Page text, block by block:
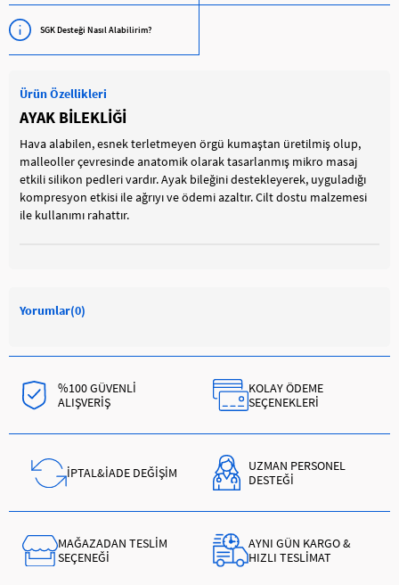
SGK Desteği Nasıl Alabilirim?
Ürün Özellikleri
AYAK BİLEKLİĞİ
Hava alabilen, esnek terletmeyen örgü kumaştan üretilmiş olup,
malleoller çevresinde anatomik olarak tasarlanmış mikro masaj
etkili silikon pedleri vardır. Ayak bileğini destekleyerek, uyguladığı
kompresyon etkisi ile ağrıyı ve ödemi azaltır. Cilt dostu malzemesi
ile kullanımı rahattır.
Yorumlar(0)
%100 GÜVENLİ
ALIŞVERİŞ
KOLAY ÖDEME
SEÇENEKLERİ
İPTAL&İADE DEĞİŞİM
UZMAN PERSONEL
DESTEĞİ
MAĞAZADAN TESLİM
SEÇENEĞİ
AYNI GÜN KARGO &
HIZLI TESLİMAT